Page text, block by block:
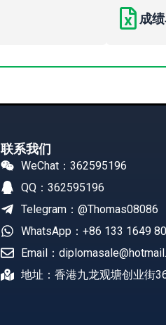
成
联系我们
WeChat：362595196
QQ：362595196
Telegram：@Thomas08086
WhatsApp：+86 133 1649
Email：
地址：香港九龙观塘创业街